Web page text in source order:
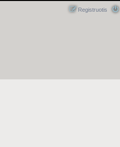
Registruotis